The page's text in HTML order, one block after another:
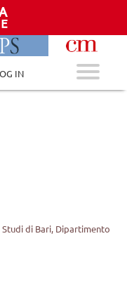
IN
di Bari, Dipartimento